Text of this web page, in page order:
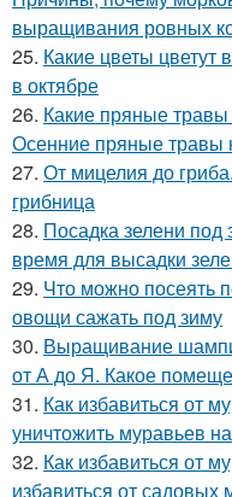
выращивания ровных
25. Какие цветы цветут
в октябре
26. Какие пряные
Осенние пряные травы
27. От мицелия до
грибница
28. Посадка зелени под
время для высадки
29. Что можно посеять
овощи сажать под зиму
30. Выращивание
от А до Я. Какое
31. Как избавиться от
уничтожить муравьев
32. Как избавиться от
избавиться от садовых